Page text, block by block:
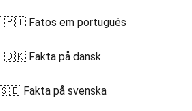
Fatos em português
🇩🇰 Fakta på dansk
Fakta på svenska